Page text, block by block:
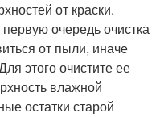
от краски.
очередь очистка
от пыли, иначе
этого очистите ее
влажной
остатки старой